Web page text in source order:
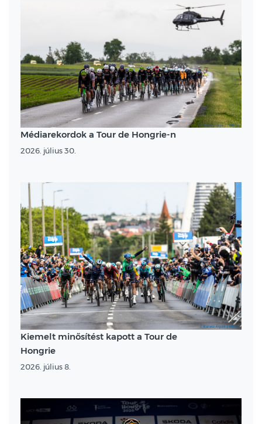
Médiarekordok a Tour de Hongrie-n
2026. július 30.
Kiemelt minősítést kapott a Tour de
Hongrie
2026. július 8.